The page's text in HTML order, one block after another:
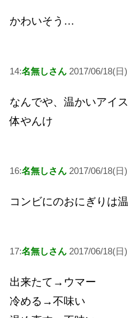
かわいそう…
14:名無しさん 2017/06/18(日
なんでや、温かいアイ
体やんけ
16:名無しさん 2017/06/18(日
コンビにのおにぎりは
17:名無しさん 2017/06/18(日
出来たて→ウマー
冷める→不味い